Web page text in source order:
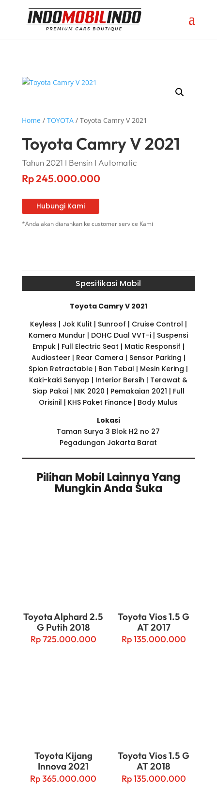
Home/ TOYOTA/ Toyota Camry V 2021
Toyota Camry V 2021
Tahun 2021 I Bensin I Automatic
Rp245.000.000
Hubungi Kami
*Anda akan diarahkan ke customer service Kami
Spesifikasi Mobil
Toyota Camry V 2021
Keyless | Jok Kulit | Sunroof | Cruise Control |
Kamera Mundur | DOHC Dual VVT-i | Suspensi
Empuk | Full Electric Seat | Matic Responsif |
Audiosteer | Rear Camera | Sensor Parking |
Spion Retractable | Ban Tebal | Mesin Kering |
Kaki-kaki Senyap | Interior Bersih | Terawat &
Siap Pakai | NIK 2020 | Pemakaian 2021 | Full
Orisinil | KHS Paket Finance | Body Mulus
Lokasi
Taman Surya 3 Blok H2 no 27
Pegadungan Jakarta Barat
Pilihan Mobil Lainnya Yang
Mungkin Anda Suka
Toyota Alphard 2.5
G Putih 2018
Rp725.000.000
Toyota Vios 1.5 G
AT 2017
Rp135.000.000
Toyota Kijang
Innova 2021
Rp365.000.000
Toyota Vios 1.5 G
AT 2018
Rp135.000.000